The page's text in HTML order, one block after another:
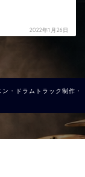
2022年1月26日
・ドラムトラック制作・